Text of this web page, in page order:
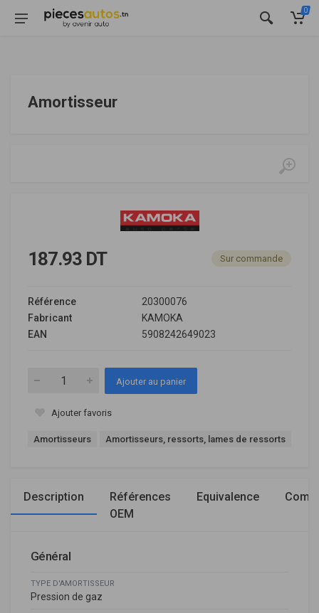
0
Amortisseur
187.93 DT Sur commande
Référence
20300076
Fabricant
KAMOKA
EAN
5908242649023
Ajouter au panier
Ajouter favoris
Amortisseurs Amortisseurs, ressorts, lames de ressorts
Description
Références
OEM
Equivalence
Général
TYPE D'AMORTISSEUR
Pression de gaz